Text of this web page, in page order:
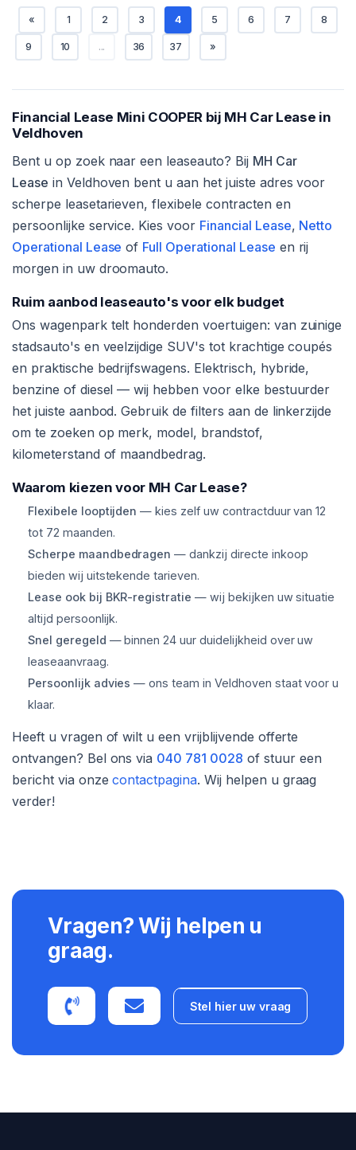
« 1 2 3 4 5 6 7 8
9 10 ... 36 37 »
Financial Lease Mini COOPER bij MH Car Lease in
Veldhoven
Bent u op zoek naar een leaseauto? Bij MH Car
Lease in Veldhoven bent u aan het juiste adres voor
scherpe leasetarieven, flexibele contracten en
persoonlijke service. Kies voor Financial Lease, Netto
Operational Lease of Full Operational Lease en rij
morgen in uw droomauto.
Ruim aanbod leaseauto's voor elk budget
Ons wagenpark telt honderden voertuigen: van zuinige
stadsauto's en veelzijdige SUV's tot krachtige coupés
en praktische bedrijfswagens. Elektrisch, hybride,
benzine of diesel — wij hebben voor elke bestuurder
het juiste aanbod. Gebruik de filters aan de linkerzijde
om te zoeken op merk, model, brandstof,
kilometerstand of maandbedrag.
Waarom kiezen voor MH Car Lease?
Flexibele looptijden — kies zelf uw contractduur van 12
tot 72 maanden.
Scherpe maandbedragen — dankzij directe inkoop
bieden wij uitstekende tarieven.
Lease ook bij BKR-registratie — wij bekijken uw situatie
altijd persoonlijk.
Snel geregeld — binnen 24 uur duidelijkheid over uw
leaseaanvraag.
Persoonlijk advies — ons team in Veldhoven staat voor u
klaar.
Heeft u vragen of wilt u een vrijblijvende offerte
ontvangen? Bel ons via 040 781 0028 of stuur een
bericht via onzecontactpagina. Wij helpen u graag
verder!
Vragen? Wij helpen u
graag.
Stel hier uw vraag